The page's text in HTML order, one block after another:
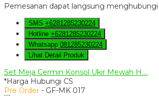
Pemesanan dapat langsung
SMS +6281285230224
Hotline +6281285230224
Whatsapp 081285230224
Lihat Detail Produk
Set Meja Cermin Konsol Ukir Mewah H....
*Harga Hubungi CS
Pre Order - GF-MK 017